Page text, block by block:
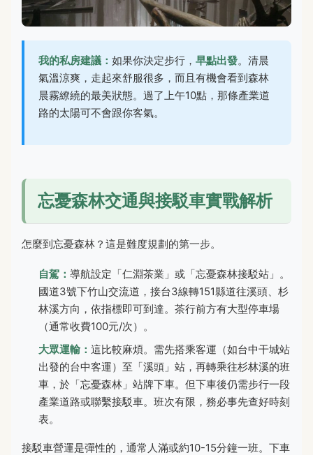
我的私房建議： 如果你決定步行， 早點出發。清晨
氣溫涼爽，走起來舒服很多，而且有機會看到森林
晨霧繚繞的最美狀態。過了上午10點，那條產業道
路的太陽可不會跟你客氣。
忘憂森林交通與接駁車實戰解析
怎麼到忘憂森林？這是難度規劃的第一步。
自駕： 導航設定「仁淵茶業」或「忘憂森林接駁站」。
國道3號下竹山交流道，接台3線轉151縣道往溪頭、杉
林溪方向，依指標即可到達。茶行前方有大型停車場
（通常收費100元/次）。
大眾運輸： 這比較麻煩。需先搭乘客運（如台中干城站
出發的台中客運）至「溪頭」站，再轉乘往杉林溪的班
車，於「忘憂森林」站牌下車。但下車後仍需步行一段
產業道路或聯繫接駁車。班次有限，務必事先查好時刻
表。
接駁車營運是彈性的，通常人滿或約10-15分鐘一班。下車